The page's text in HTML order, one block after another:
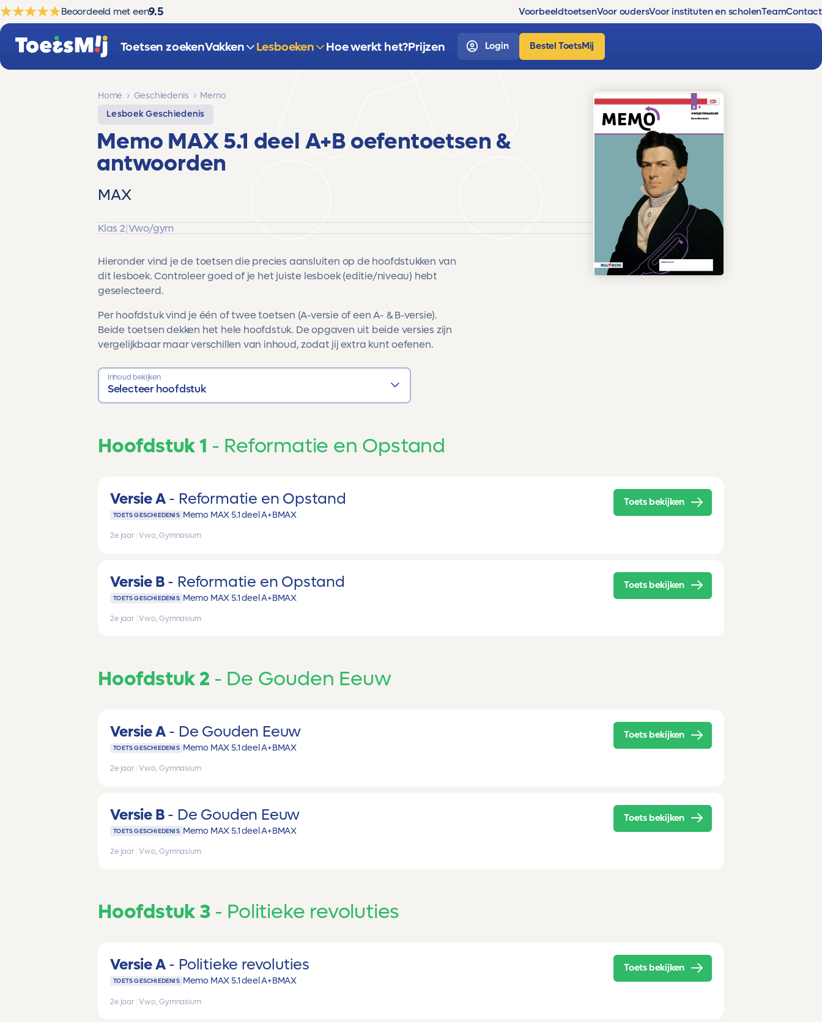
Beoordeeld met een9.5 VoorbeeldtoetsenVoor oudersVoor instituten en scholenTeamContact
Toetsen zoekenVakken Lesboeken Hoe werkt het?Prijzen Login Bestel ToetsMij
Home Geschiedenis
Memo
Lesboek Geschiedenis
Memo MAX 5.1 deel A+B oefentoetsen &
antwoorden
MAX
Klas 2|Vwo/gym
Hieronder vind je de toetsen die precies aansluiten op de hoofdstukken van
dit lesboek. Controleer goed of je het juiste lesboek (editie/niveau) hebt
geselecteerd.
Per hoofdstuk vind je één of twee toetsen (A-versie of een A- & B-versie).
Beide toetsen dekken het hele hoofdstuk. De opgaven uit beide versies zijn
vergelijkbaar maar verschillen van inhoud, zodat jij extra kunt oefenen.
Inhoud bekijken
Selecteer hoofdstuk
Hoofdstuk 1 Reformatie en Opstand
Versie A Reformatie en Opstand
TOETS GESCHIEDENIS Memo MAX 5.1 deel A+BMAX
2e jaar Vwo, Gymnasium
Toets bekijken
Versie B Reformatie en Opstand
TOETS GESCHIEDENIS Memo MAX 5.1 deel A+BMAX
2e jaar Vwo, Gymnasium
Toets bekijken
Hoofdstuk 2 De Gouden Eeuw
Versie A De Gouden Eeuw
TOETS GESCHIEDENIS Memo MAX 5.1 deel A+BMAX
2e jaar Vwo, Gymnasium
Toets bekijken
Versie B De Gouden Eeuw
TOETS GESCHIEDENIS Memo MAX 5.1 deel A+BMAX
2e jaar Vwo, Gymnasium
Toets bekijken
Hoofdstuk 3 Politieke revoluties
Versie A Politieke revoluties
TOETS GESCHIEDENIS Memo MAX 5.1 deel A+BMAX
2e jaar Vwo, Gymnasium
Toets bekijken